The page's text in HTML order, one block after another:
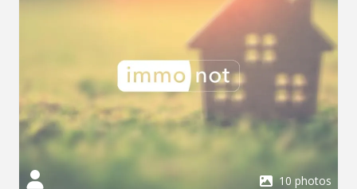
10 photos